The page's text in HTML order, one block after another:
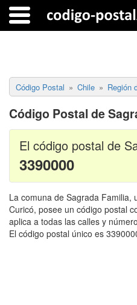
Código Postal Chile Región
Código Postal de
El código postal de
3390000
La comuna de Sagrada Familia,
Curicó, posee un código postal
aplica a todas las calles y
El código postal único es